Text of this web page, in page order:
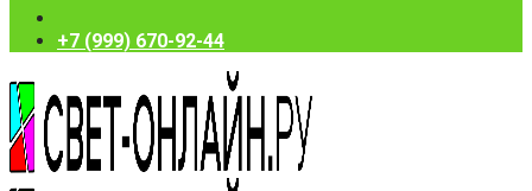
+7 (999) 670-92-44